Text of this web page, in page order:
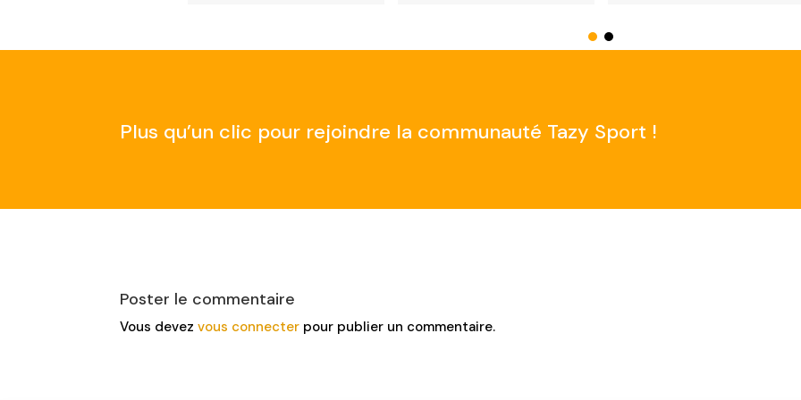
Plus qu’un clic pour rejoindre la communauté Tazy Sport !
Poster le commentaire
Vous devezvous connecter pour publier un commentaire.